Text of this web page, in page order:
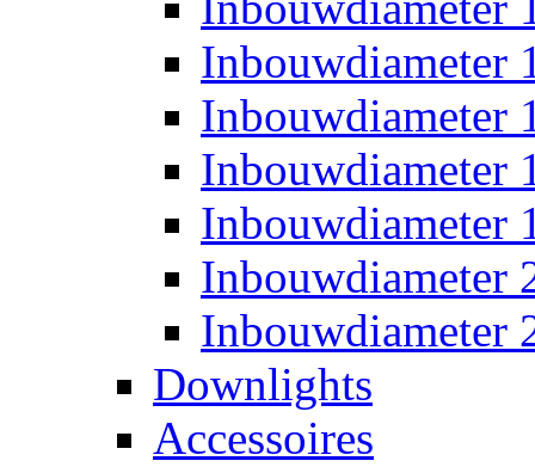
Inbouwdiameter
Inbouwdiameter
Inbouwdiameter
Inbouwdiameter
Inbouwdiameter
Inbouwdiameter
Downlights
Accessoires